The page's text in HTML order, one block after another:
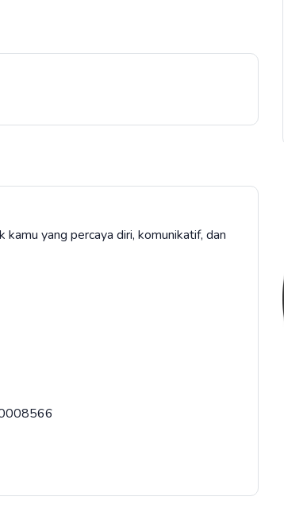
yang percaya diri, komunikatif, dan